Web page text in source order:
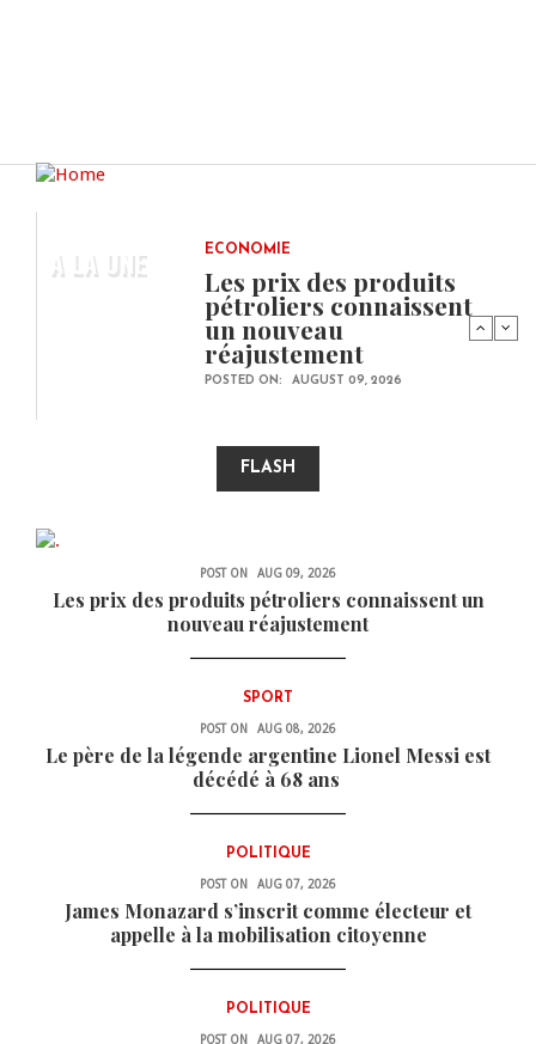
A LA UNE ECONOMIE
Les prix des produits
pétroliers connaissent
un nouveau
réajustement
POSTED ON: AUGUST 09, 2026
FLASH
POST ON AUG 09, 2026
Les prix des produits pétroliers connaissent un
nouveau réajustement
SPORT
POST ON AUG 08, 2026
Le père de la légende argentine Lionel Messi est
décédé à 68 ans
POLITIQUE
POST ON AUG 07, 2026
James Monazard s’inscrit comme électeur et
appelle à la mobilisation citoyenne
POLITIQUE
POST ON AUG 07, 2026